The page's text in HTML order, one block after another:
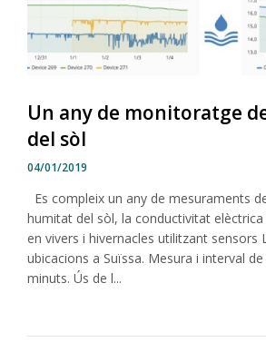
Un any de monitoratge
del sòl
04/01/2019
Es compleix un any de mesuraments
humitat del sòl, la conductivitat
en vivers i hivernacles utilitzant sensors
ubicacions a Suïssa. Mesura i interval
minuts. Ús de l...